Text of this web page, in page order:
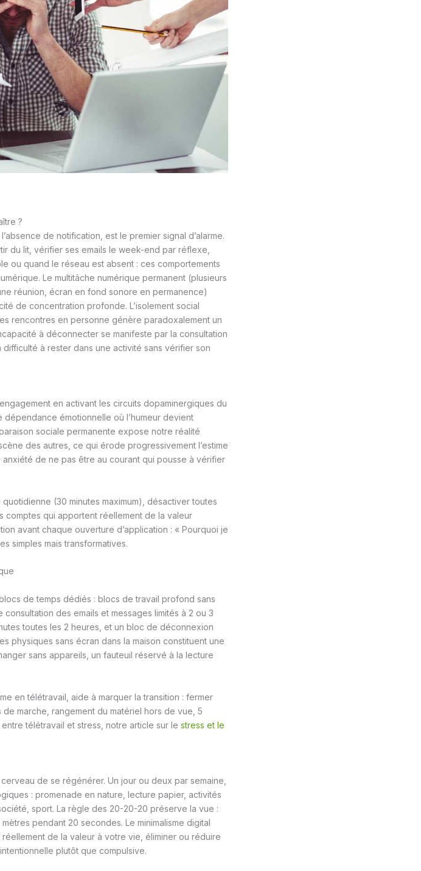
?
de notification, est le premier signal d’alarme.
du lit, vérifier ses emails le week-end par réflexe,
ou quand le réseau est absent : ces comportements
Le multitâche numérique permanent (plusieurs
réunion, écran en fond sonore en permanence)
de concentration profonde. L’isolement social
rencontres en personne génère paradoxalement un
à déconnecter se manifeste par la consultation
à rester dans une activité sans vérifier son
en activant les circuits dopaminergiques du
émotionnelle où l’humeur devient
sociale permanente expose notre réalité
des autres, ce qui érode progressivement l’estime
de ne pas être au courant qui pousse à vérifier
(30 minutes maximum), désactiver toutes
comptes qui apportent réellement de la valeur
avant chaque ouverture d’application : « Pourquoi je
simples mais transformatives.
de temps dédiés : blocs de travail profond sans
des emails et messages limités à 2 ou 3
toutes les 2 heures, et un bloc de déconnexion
physiques sans écran dans la maison constituent une
sans appareils, un fauteuil réservé à la lecture
en télétravail, aide à marquer la transition : fermer
marche, rangement du matériel hors de vue, 5
télétravail et stress, notre article sur le stress et le
de se régénérer. Un jour ou deux par semaine,
: promenade en nature, lecture papier, activités
sport. La règle des 20-20-20 préserve la vue :
pendant 20 secondes. Le minimalisme digital
de la valeur à votre vie, éliminer ou réduire
plutôt que compulsive.